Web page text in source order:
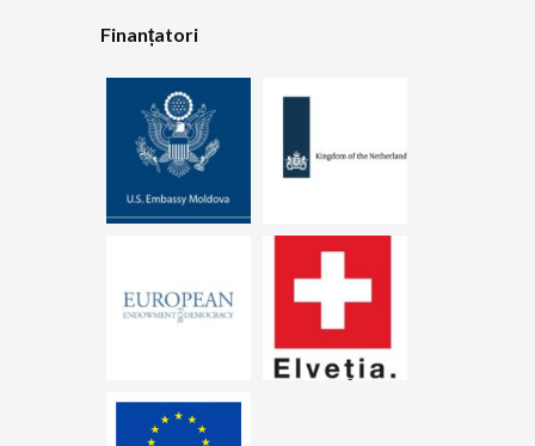
Finanțatori